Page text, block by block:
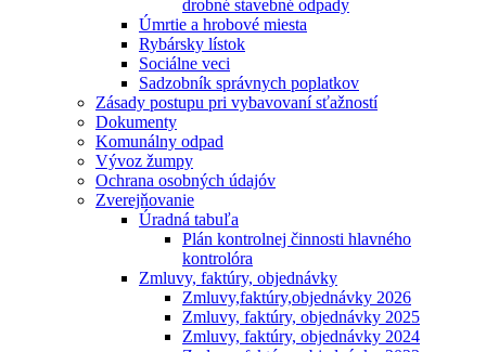
drobné stavebné odpady
Úmrtie a hrobové miesta
Rybársky lístok
Sociálne veci
Sadzobník správnych poplatkov
Zásady postupu pri vybavovaní sťažností
Dokumenty
Komunálny odpad
Vývoz žumpy
Ochrana osobných údajóv
Zverejňovanie
Úradná tabuľa
Plán kontrolnej činnosti hlavného
kontrolóra
Zmluvy, faktúry, objednávky
Zmluvy,faktúry,objednávky 2026
Zmluvy, faktúry, objednávky 2025
Zmluvy, faktúry, objednávky 2024